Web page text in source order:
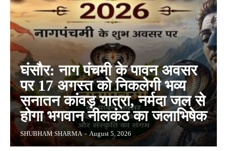
घंसौर: नाग पंचमी के पावन अवसर
पर 17 अगस्त को निकलेगी भव्य
सनातन कांवड़ यात्रा, नर्मदा जल से
होगा भगवान नीलकंठ का जलाभिषेक
SHUBHAM SHARMA - August 5, 2026